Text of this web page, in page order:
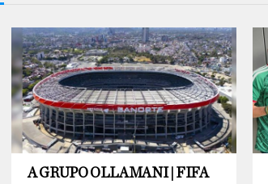
A GRUPO OLLAMANI | FIFA